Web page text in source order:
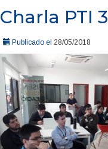
Charla PTI 3
Publicado el 28/05/2018